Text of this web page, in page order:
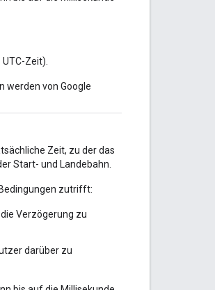
Zeit).
werden von Google
Zeit, zu der das
Start- und Landebahn.
zutrifft:
Verzögerung zu
darüber zu